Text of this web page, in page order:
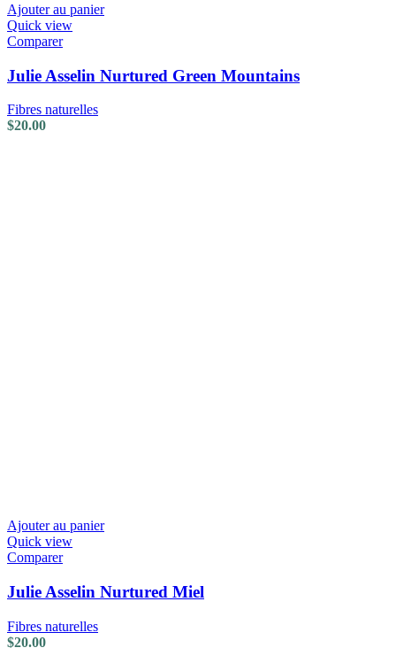
Ajouter au panier
Quick view
Comparer
Julie Asselin Nurtured Green Mountains
Fibres naturelles
$20.00
Ajouter au panier
Quick view
Comparer
Julie Asselin Nurtured Miel
Fibres naturelles
$20.00